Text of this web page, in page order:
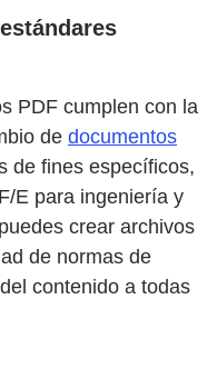
PDF cumplen con la
de documentos
de fines específicos,
E para ingeniería y
crear archivos
de normas de
contenido a todas